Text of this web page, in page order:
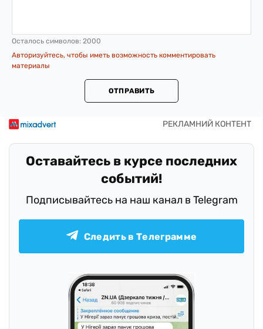
Осталось символов: 2000
Авторизуйтесь, чтобы иметь возможность комментировать
материалы
ОТПРАВИТЬ
Оставайтесь в курсе последних
событий!
Подписывайтесь на наш канал в Telegram
Следить в Телеграмме